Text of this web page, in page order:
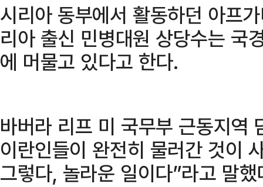
시리아 동부에서 활동하던 아프
리아 출신 민병대원 상당수는 국
에 머물고 있다고 한다.
바버라 리프 미 국무부 근동지역
이란인들이 완전히 물러간 것이
그렇다, 놀라운 일이다”라고 말했